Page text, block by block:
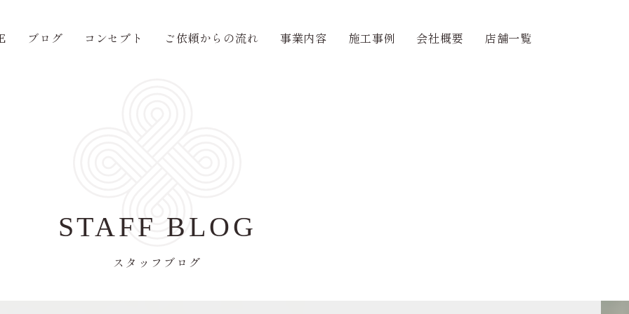
ブログ コンセプト ご依頼からの流れ 事業内容 施工事例 会社概要 店舗一覧
STAFF BLOG
スタッフブログ